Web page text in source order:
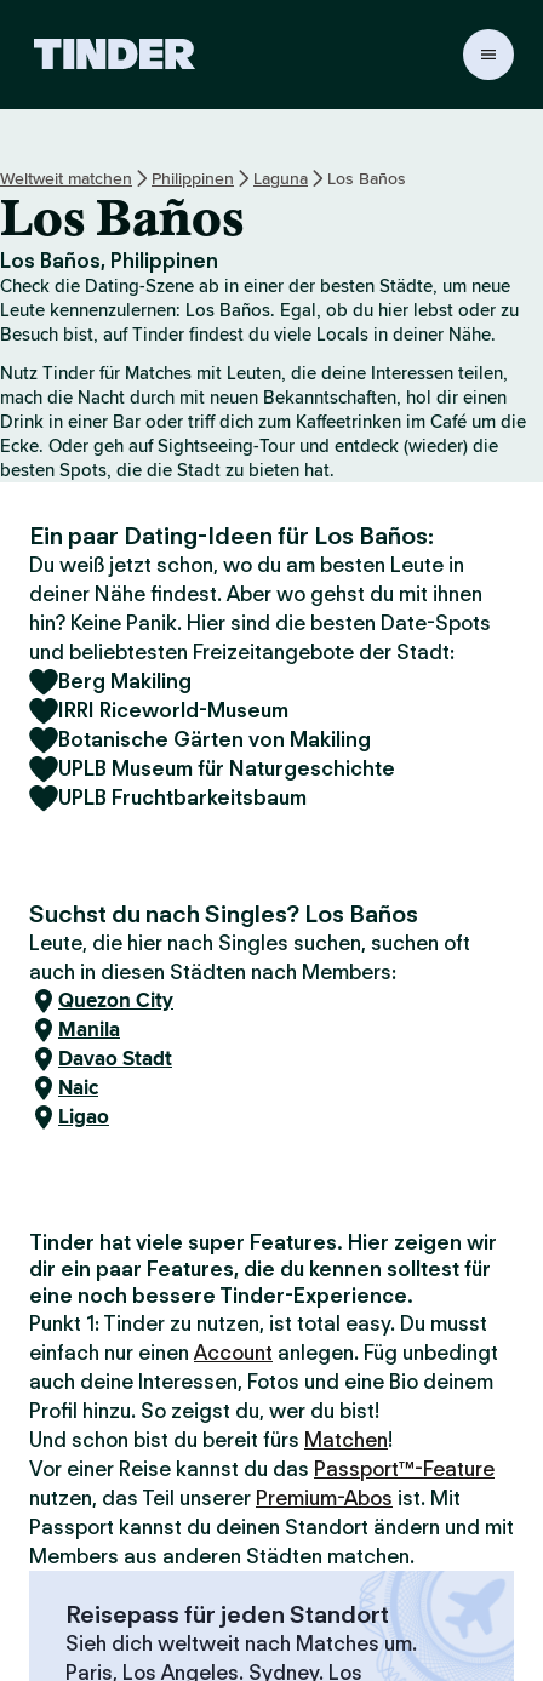
r
-
S
t
a
r
t
e
i
t
e
Weltweit matchen Philippinen Laguna Los Baños
Los Baños
Los Baños, Philippinen
Check die Dating-Szene ab in einer der besten Städte, um neue
Leute kennenzulernen: Los Baños. Egal, ob du hier lebst oder zu
Besuch bist, auf Tinder findest du viele Locals in deiner Nähe.
Nutz Tinder für Matches mit Leuten, die deine Interessen teilen,
mach die Nacht durch mit neuen Bekanntschaften, hol dir einen
Drink in einer Bar oder triff dich zum Kaffeetrinken im Café um die
Ecke. Oder geh auf Sightseeing-Tour und entdeck (wieder) die
besten Spots, die die Stadt zu bieten hat.
Ein paar Dating-Ideen für Los Baños:
Du weiß jetzt schon, wo du am besten Leute in
deiner Nähe findest. Aber wo gehst du mit ihnen
hin? Keine Panik. Hier sind die besten Date-Spots
und beliebtesten Freizeitangebote der Stadt:
Berg Makiling
IRRI Riceworld-Museum
Botanische Gärten von Makiling
UPLB Museum für Naturgeschichte
UPLB Fruchtbarkeitsbaum
Suchst du nach Singles? Los Baños
Leute, die hier nach Singles suchen, suchen oft
auch in diesen Städten nach Members:
Quezon City
Manila
Davao Stadt
Naic
Ligao
Tinder hat viele super Features. Hier zeigen wir
dir ein paar Features, die du kennen solltest für
eine noch bessere Tinder-Experience.
Punkt 1: Tinder zu nutzen, ist total easy. Du musst
einfach nur einenAccount anlegen. Füg unbedingt
auch deine Interessen, Fotos und eine Bio deinem
Profil hinzu. So zeigst du, wer du bist!
Und schon bist du bereit fürs Matchen!
Vor einer Reise kannst du das Passport™-Feature
nutzen, das Teil unserer Premium-Abos ist. Mit
Passport kannst du deinen Standort ändern und mit
Members aus anderen Städten matchen.
Reisepass für jeden Standort
Sieh dich weltweit nach Matches um.
Paris, Los Angeles. Sydney. Los